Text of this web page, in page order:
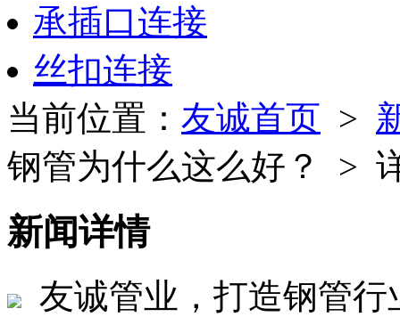
承插口连接
丝扣连接
当前位置： 友诚首页 >
钢管为什么这么好？ >
新闻详情
友诚管业，打造钢管